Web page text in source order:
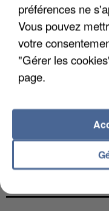
L’UN DES
MAFIA
préférences ne
Vous pouvez
votre
"Gérer les
page.